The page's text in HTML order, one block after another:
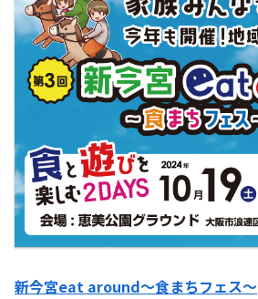
新今宮eat around〜食まちフェス〜